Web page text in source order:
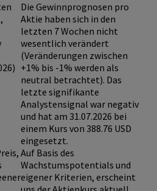
Die Gewinnprognosen pro
Aktie haben sich in den
letzten 7 Wochen nicht
wesentlich verändert
(Veränderungen zwischen
+1% bis -1% werden als
neutral betrachtet). Das
letzte signifikante
Analystensignal war negativ
und hat am 31.07.2026 bei
einem Kurs von 388.76 USD
eingesetzt.
Auf Basis des
Wachstumspotentials und
eigener Kriterien, erscheint